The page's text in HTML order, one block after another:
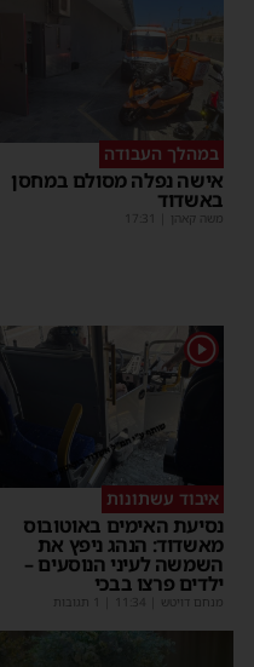
במהלך העבודה
אישה נפלה מסולם במחסן
באשדוד
משה קאהן |
17:31
איבוד עשתונות
נסיעת האימים באוטובוס
מאשדוד: הנהג ניפץ את
השמשה לעיני הנוסעים –
ילדים פרצו בבכי
מנחם דויטש |
11:34 | 1 תגובות